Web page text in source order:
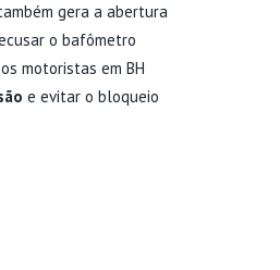
gera a abertura
o bafômetro
motoristas em BH
e evitar o bloqueio